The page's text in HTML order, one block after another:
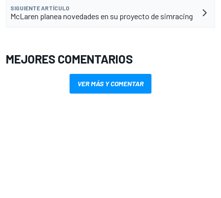
SIGUIENTE ARTÍCULO
McLaren planea novedades en su proyecto de simracing
MEJORES COMENTARIOS
VER MÁS Y COMENTAR